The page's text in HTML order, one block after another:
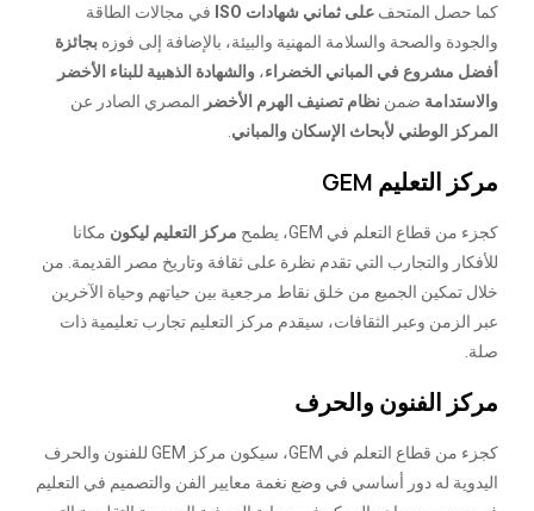
كما حصل المتحف على ثماني شهادات ISO
في مجالات الطاقة
والجودة والصحة والسلامة المهنية والبيئة، بالإضافة إلى فوزه بجائزة
أفضل مشروع في المباني الخضراء، والشهادة الذهبية للبناء الأخضر
والاستدامة ضمن نظام تصنيف الهرم الأخضر المصري الصادر عن
المركز الوطني لأبحاث الإسكان والمباني
مركز التعليم GEM
كجزء من قطاع التعلم في GEM، يطمح مركز التعليم ليكون مكانا
للأفكار والتجارب التي تقدم نظرة على ثقافة وتاريخ مصر القديمة. من
خلال تمكين الجميع من خلق نقاط مرجعية بين حياتهم وحياة الآخرين
عبر الزمن وعبر الثقافات، سيقدم مركز التعليم تجارب تعليمية ذات
صلة.
مركز الفنون والحرف
كجزء من قطاع التعلم في GEM، سيكون مركز GEM للفنون والحرف
اليدوية له دور أساسي في وضع نغمة معايير الفن والتصميم في التعليم